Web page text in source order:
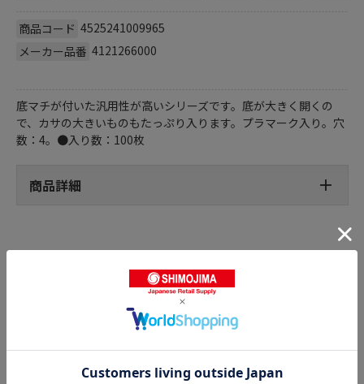
商品コード 4525241009965
メーカー品番 4121266000
底マチが付いた汎用性が高いシリーズです。底が大きく開くの
で、カサの大きいものもたっぷり入ります。プラマーク入り。穴
数：4。●入り数：100枚
商品詳細
ボードン袋 穴ありの人気商品との比較